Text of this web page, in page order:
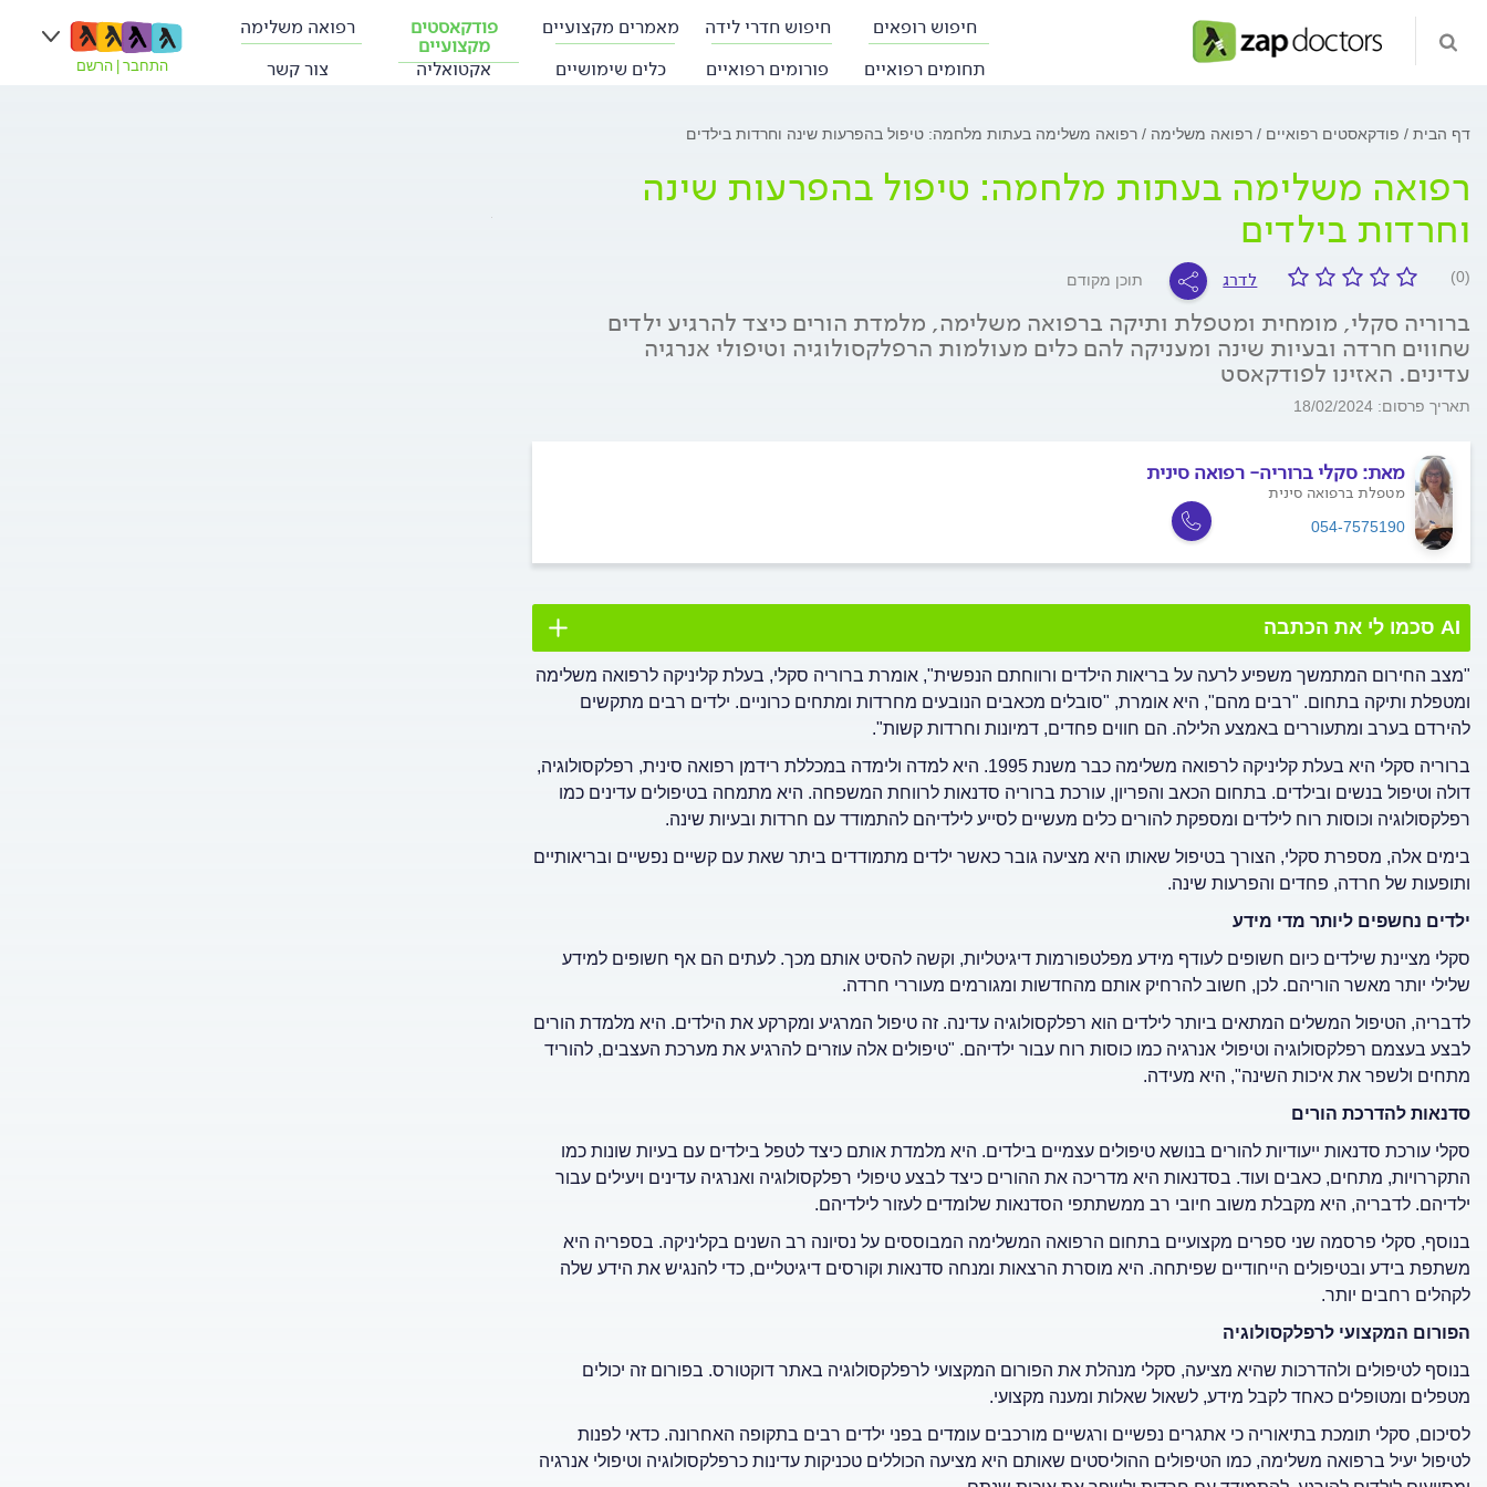
חיפוש רופאים חיפוש חדרי לידה מאמרים מקצועיים פודקאסטים
מקצועיים
רפואה משלימה
תחומים רפואיים
פורומים רפואיים כלים שימושיים אקטואליה צור קשר התחבר הרשם
דף הבית פודקאסטים רפואיים רפואה משלימה רפואה משלימה בעתות מלחמה: טיפול בהפרעות שינה וחרדות בילדים
רפואה משלימה בעתות מלחמה: טיפול בהפרעות שינה
וחרדות בילדים
(0) לדרג תוכן מקודם
ברוריה סקלי, מומחית ומטפלת ותיקה ברפואה משלימה, מלמדת הורים כיצד להרגיע ילדים
שחווים חרדה ובעיות שינה ומעניקה להם כלים מעולמות הרפלקסולוגיה וטיפולי אנרגיה
עדינים. האזינו לפודקאסט
תאריך פרסום: 18/02/2024
מאת: סקלי ברוריה- רפואה סינית
מטפלת ברפואה סינית
054-7575190
AI סכמו לי את הכתבה
"מצב החירום המתמשך משפיע לרעה על בריאות הילדים ורווחתם הנפשית", אומרת ברוריה סקלי, בעלת קליניקה לרפואה משלימה
ומטפלת ותיקה בתחום. "רבים מהם", היא אומרת, "סובלים מכאבים הנובעים מחרדות ומתחים כרוניים. ילדים רבים מתקשים
להירדם בערב ומתעוררים באמצע הלילה. הם חווים פחדים, דמיונות וחרדות קשות".
ברוריה סקלי היא בעלת קליניקה לרפואה משלימה כבר משנת 1995. היא למדה ולימדה במכללת רידמן רפואה סינית, רפלקסולוגיה,
דולה וטיפול בנשים ובילדים. בתחום הכאב והפריון, עורכת ברוריה סדנאות לרווחת המשפחה. היא מתמחה בטיפולים עדינים כמו
רפלקסולוגיה וכוסות רוח לילדים ומספקת להורים כלים מעשיים לסייע לילדיהם להתמודד עם חרדות ובעיות שינה.
בימים אלה, מספרת סקלי, הצורך בטיפול שאותו היא מציעה גובר כאשר ילדים מתמודדים ביתר שאת עם קשיים נפשיים ובריאותיים
ותופעות של חרדה, פחדים והפרעות שינה.
ילדים נחשפים ליותר מדי מידע
סקלי מציינת שילדים כיום חשופים לעודף מידע מפלטפורמות דיגיטליות, וקשה להסיט אותם מכך. לעתים הם אף חשופים למידע
שלילי יותר מאשר הוריהם. לכן, חשוב להרחיק אותם מהחדשות ומגורמים מעוררי חרדה.
לדבריה, הטיפול המשלים המתאים ביותר לילדים הוא רפלקסולוגיה עדינה. זה טיפול המרגיע ומקרקע את הילדים. היא מלמדת הורים
לבצע בעצמם רפלקסולוגיה וטיפולי אנרגיה כמו כוסות רוח עבור ילדיהם. "טיפולים אלה עוזרים להרגיע את מערכת העצבים, להוריד
מתחים ולשפר את איכות השינה", היא מעידה.
סדנאות להדרכת הורים
סקלי עורכת סדנאות ייעודיות להורים בנושא טיפולים עצמיים בילדים. היא מלמדת אותם כיצד לטפל בילדים עם בעיות שונות כמו
התקררויות, מתחים, כאבים ועוד. בסדנאות היא מדריכה את ההורים כיצד לבצע טיפולי רפלקסולוגיה ואנרגיה עדינים ויעילים עבור
ילדיהם. לדבריה, היא מקבלת משוב חיובי רב ממשתתפי הסדנאות שלומדים לעזור לילדיהם.
בנוסף, סקלי פרסמה שני ספרים מקצועיים בתחום הרפואה המשלימה המבוססים על נסיונה רב השנים בקליניקה. בספריה היא
משתפת בידע ובטיפולים הייחודיים שפיתחה. היא מוסרת הרצאות ומנחה סדנאות וקורסים דיגיטליים, כדי להנגיש את הידע שלה
לקהלים רחבים יותר.
הפורום המקצועי לרפלקסולוגיה
בנוסף לטיפולים ולהדרכות שהיא מציעה, סקלי מנהלת את הפורום המקצועי לרפלקסולוגיה באתר דוקטורס. בפורום זה יכולים
מטפלים ומטופלים כאחד לקבל מידע, לשאול שאלות ומענה מקצועי.
לסיכום, סקלי תומכת בתיאוריה כי אתגרים נפשיים ורגשיים מורכבים עומדים בפני ילדים רבים בתקופה האחרונה. כדאי לפנות
לטיפול יעיל ברפואה משלימה, כמו הטיפולים ההוליסטים שאותם היא מציעה הכוללים טכניקות עדינות כרפלקסולוגיה וטיפולי אנרגיה